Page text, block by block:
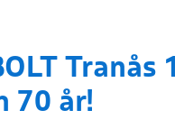
Tranås
70 år!